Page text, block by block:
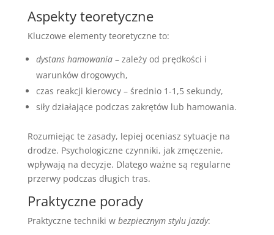
Aspekty teoretyczne
Kluczowe elementy teoretyczne to:
dystans hamowania– zależy od prędkości i
warunków drogowych,
czas reakcji kierowcy – średnio 1-1,5 sekundy,
siły działające podczas zakrętów lub hamowania.
Rozumiejąc te zasady, lepiej oceniasz sytuacje na
drodze. Psychologiczne czynniki, jak zmęczenie,
wpływają na decyzje. Dlatego ważne są regularne
przerwy podczas długich tras.
Praktyczne porady
Praktyczne techniki w bezpiecznym stylu jazdy: